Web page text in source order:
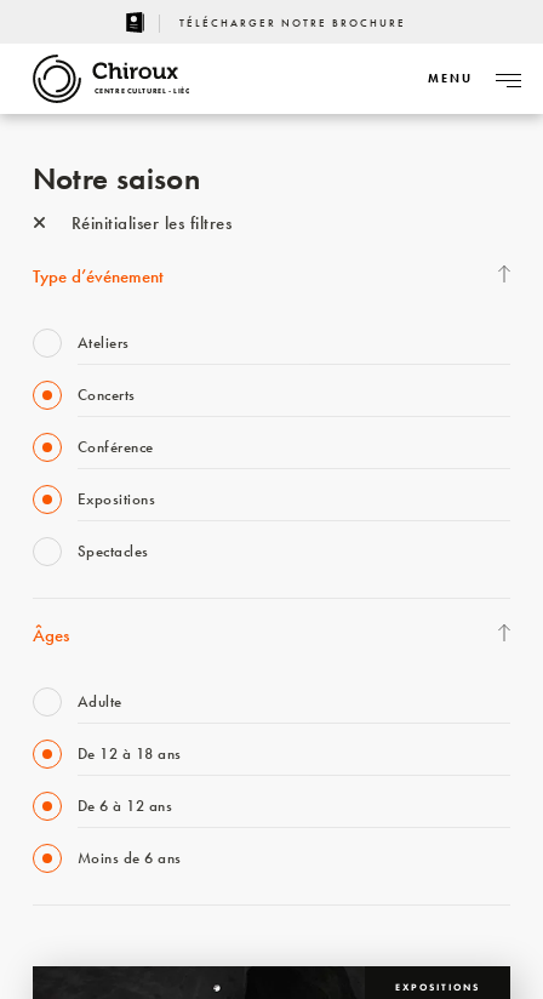
TÉLÉCHARGER NOTRE BROCHURE
CENTRE CULTUREL - LIÈGE
MENU
Notre saison
Réinitialiser les filtres
Type d’événement
Ateliers
Concerts
Conférence
Expositions
Spectacles
Âges
Adulte
De 12 à 18 ans
De 6 à 12 ans
Moins de 6 ans
EXPOSITIONS